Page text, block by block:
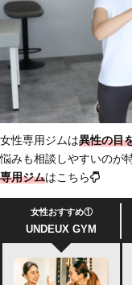
女性専用ジムは異性の目
悩みも相談しやすいのが
専用ジムはこちら
女性おすすめ①
UNDEUX GYM